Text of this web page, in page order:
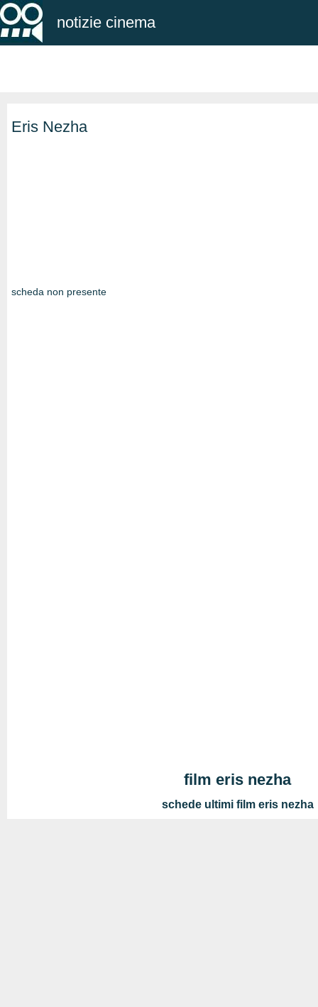
notizie cinema
Eris Nezha
scheda non presente
film eris nezha
schede ultimi film eris nezha